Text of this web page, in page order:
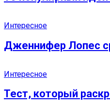
Интересное
Дженнифер Лопес
Интересное
Тест, который